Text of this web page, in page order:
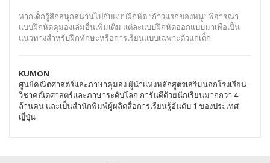
หากเด็กรู้สึกสนุกสนานไปกับแบบฝึกหัด “ก้าวแรกของหนู” พิจารณา
แบบฝึกหัดคุมองเล่มอื่นเพิ่มเติม แต่ละแบบฝึกหัดออกแบบมาเพื่อเป็น
แนวทางสำหรับฝึกทักษะหรือการเรียนแบบเฉพาะตัวแก่เด็ก
KUMON
ศูนย์คณิตศาสตร์และภาษาคุมอง ผู้นำแห่งหลักสูตรเสริมนอกโรงเรียน
วิชาคณิตศาสตร์และภาษาระดับโลก การันตีด้วยนักเรียนมากกว่า 4
ล้านคน และเป็นสำนักพิมพ์ผู้ผลิตสื่อการเรียนรู้อันดับ 1 ของประเทศ
ญี่ปุ่น